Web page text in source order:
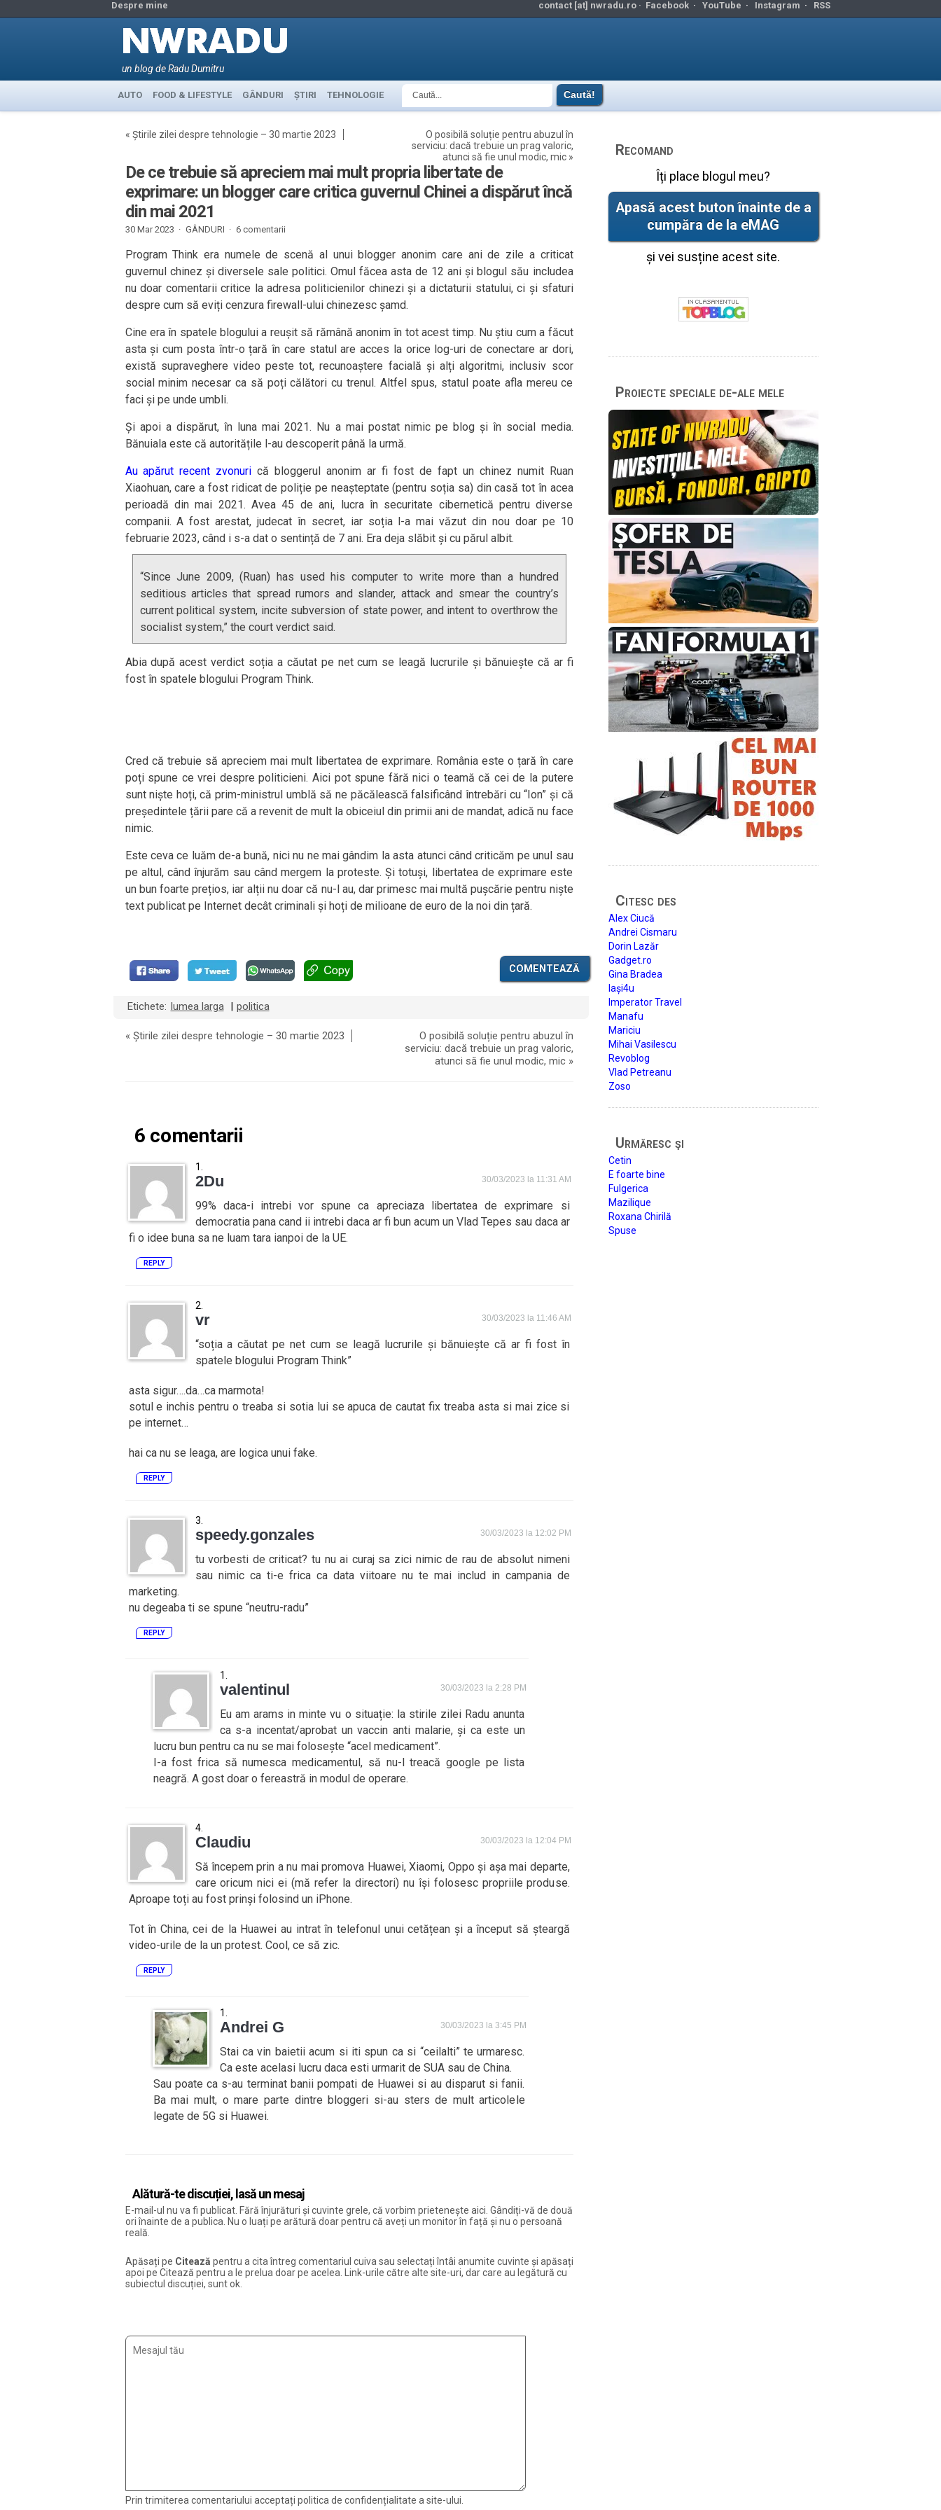
Despre mine contact [at] nwradu.ro · Facebook· YouTube · Instagram · RSS
un blog de Radu Dumitru
AUTO FOOD & LIFESTYLE GÂNDURI ȘTIRI TEHNOLOGIE
« Știrile zilei despre tehnologie – 30 martie 2023
O posibilă soluție pentru abuzul în
serviciu: dacă trebuie un prag valoric,
atunci să fie unul modic, mic»
De ce trebuie să apreciem mai mult propria libertate de
exprimare: un blogger care critica guvernul Chinei a dispărut încă
din mai 2021
30 Mar 2023 · GÂNDURI · 6 comentarii
Program Think era numele de scenă al unui blogger anonim care ani de zile a criticat
guvernul chinez și diversele sale politici. Omul făcea asta de 12 ani și blogul său includea
nu doar comentarii critice la adresa politicienilor chinezi și a dictaturii statului, ci și sfaturi
despre cum să eviți cenzura firewall-ului chinezesc șamd.
Cine era în spatele blogului a reușit să rămână anonim în tot acest timp. Nu știu cum a făcut
asta și cum posta într-o țară în care statul are acces la orice log-uri de conectare ar dori,
există supraveghere video peste tot, recunoaștere facială și alți algoritmi, inclusiv scor
social minim necesar ca să poți călători cu trenul. Altfel spus, statul poate afla mereu ce
faci și pe unde umbli.
Și apoi a dispărut, în luna mai 2021. Nu a mai postat nimic pe blog și în social media.
Bănuiala este că autoritățile l-au descoperit până la urmă.
Au apărut recent zvonuri că bloggerul anonim ar fi fost de fapt un chinez numit Ruan
Xiaohuan, care a fost ridicat de poliție pe neașteptate (pentru soția sa) din casă tot în acea
perioadă din mai 2021. Avea 45 de ani, lucra în securitate cibernetică pentru diverse
companii. A fost arestat, judecat în secret, iar soția l-a mai văzut din nou doar pe 10
februarie 2023, când i s-a dat o sentință de 7 ani. Era deja slăbit și cu părul albit.
“Since June 2009, (Ruan) has used his computer to write more than a hundred
seditious articles that spread rumors and slander, attack and smear the country’s
current political system, incite subversion of state power, and intent to overthrow the
socialist system,” the court verdict said.
Abia după acest verdict soția a căutat pe net cum se leagă lucrurile și bănuiește că ar fi
fost în spatele blogului Program Think.
Cred că trebuie să apreciem mai mult libertatea de exprimare. România este o țară în care
poți spune ce vrei despre politicieni. Aici pot spune fără nici o teamă că cei de la putere
sunt niște hoți, că prim-ministrul umblă să ne păcălească falsificând întrebări cu “Ion” și că
președintele țării pare că a revenit de mult la obiceiul din primii ani de mandat, adică nu face
nimic.
Este ceva ce luăm de-a bună, nici nu ne mai gândim la asta atunci când criticăm pe unul sau
pe altul, când înjurăm sau când mergem la proteste. Și totuși, libertatea de exprimare este
un bun foarte prețios, iar alții nu doar că nu-l au, dar primesc mai multă pușcărie pentru niște
text publicat pe Internet decât criminali și hoți de milioane de euro de la noi din țară.
COMENTEAZĂ
Etichete: lumea larga politica
« Știrile zilei despre tehnologie – 30 martie 2023
O posibilă soluție pentru abuzul în
serviciu: dacă trebuie un prag valoric,
atunci să fie unul modic, mic»
6 comentarii
2Du 30/03/2023 la 11:31 AM
99% daca-i intrebi vor spune ca apreciaza libertatea de exprimare si
democratia pana cand ii intrebi daca ar fi bun acum un Vlad Tepes sau daca ar
fi o idee buna sa ne luam tara ianpoi de la UE.
REPLY
vr 30/03/2023 la 11:46 AM
“soția a căutat pe net cum se leagă lucrurile și bănuiește că ar fi fost în
spatele blogului Program Think”
asta sigur….da…ca marmota!
sotul e inchis pentru o treaba si sotia lui se apuca de cautat fix treaba asta si mai zice si
pe internet…
hai ca nu se leaga, are logica unui fake.
REPLY
speedy.gonzales 30/03/2023 la 12:02 PM
tu vorbesti de criticat? tu nu ai curaj sa zici nimic de rau de absolut nimeni
sau nimic ca ti-e frica ca data viitoare nu te mai includ in campania de
marketing.
nu degeaba ti se spune “neutru-radu”
REPLY
valentinul 30/03/2023 la 2:28 PM
Eu am arams in minte vu o situație: la stirile zilei Radu anunta
ca s-a incentat/aprobat un vaccin anti malarie, și ca este un
lucru bun pentru ca nu se mai folosește “acel medicament”.
I-a fost frica să numesca medicamentul, să nu-l treacă google pe lista
neagră. A gost doar o fereastră in modul de operare.
Claudiu 30/03/2023 la 12:04 PM
Să începem prin a nu mai promova Huawei, Xiaomi, Oppo și așa mai departe,
care oricum nici ei (mă refer la directori) nu își folosesc propriile produse.
Aproape toți au fost prinși folosind un iPhone.
Tot în China, cei de la Huawei au intrat în telefonul unui cetățean și a început să șteargă
video-urile de la un protest. Cool, ce să zic.
REPLY
Andrei G 30/03/2023 la 3:45 PM
Stai ca vin baietii acum si iti spun ca si “ceilalti” te urmaresc.
Ca este acelasi lucru daca esti urmarit de SUA sau de China.
Sau poate ca s-au terminat banii pompati de Huawei si au disparut si fanii.
Ba mai mult, o mare parte dintre bloggeri si-au sters de mult articolele
legate de 5G si Huawei.
Alătură-te discuției, lasă un mesaj
E-mail-ul nu va fi publicat. Fără înjurături și cuvinte grele, că vorbim prietenește aici. Gândiți-vă de două
ori înainte de a publica. Nu o luați pe arătură doar pentru că aveți un monitor în față și nu o persoană
reală.
Apăsați pe Citează pentru a cita întreg comentariul cuiva sau selectați întâi anumite cuvinte și apăsați
apoi pe Citează pentru a le prelua doar pe acelea. Link-urile către alte site-uri, dar care au legătură cu
subiectul discuției, sunt ok.
Prin trimiterea comentariului acceptați politica de confidențialitate a site-ului.
Recomand
Îți place blogul meu?
Apasă acest buton înainte de a
cumpăra de la eMAG
și vei susține acest site.
Proiecte speciale de-ale mele
Citesc des
Alex Ciucă
Andrei Cismaru
Dorin Lazăr
Gadget.ro
Gina Bradea
Iași4u
Imperator Travel
Manafu
Mariciu
Mihai Vasilescu
Revoblog
Vlad Petreanu
Zoso
Urmăresc şi
Cetin
E foarte bine
Fulgerica
Mazilique
Roxana Chirilă
Spuse